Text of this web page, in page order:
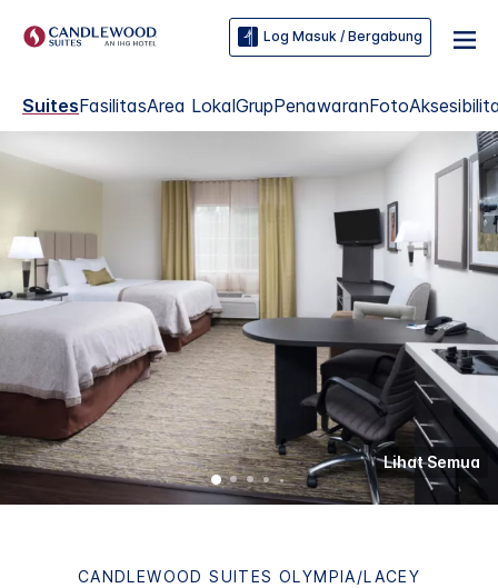
Log Masuk / Bergabung
SuitesFasilitasArea LokalGrupPenawaranFoto
Lihat Semua
CANDLEWOOD SUITES OLYMPIA/LACEY